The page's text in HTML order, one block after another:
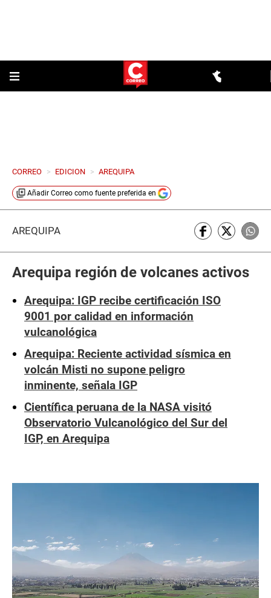
CORREO > EDICION > AREQUIPA
Añadir Correo como fuente preferida en
AREQUIPA
Arequipa región de volcanes activos
Arequipa: IGP recibe certificación ISO
9001 por calidad en información
vulcanológica
Arequipa: Reciente actividad sísmica en
volcán Misti no supone peligro
inminente, señala IGP
Científica peruana de la NASA visitó
Observatorio Vulcanológico del Sur del
IGP, en Arequipa